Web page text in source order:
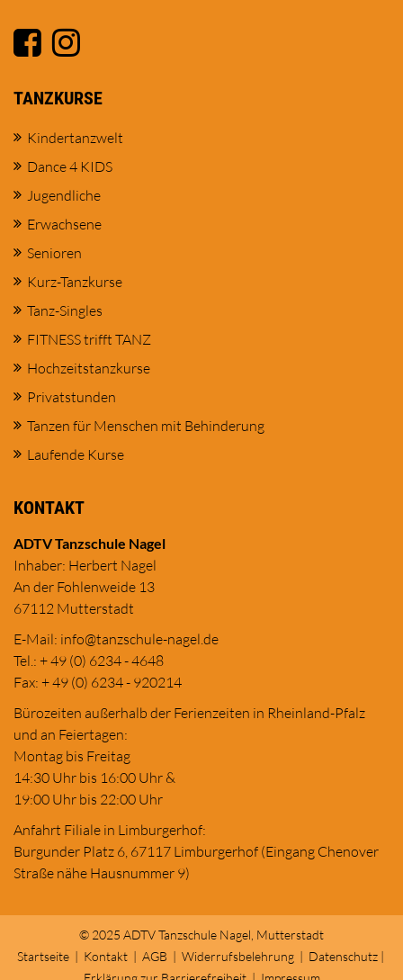
TANZKURSE
Kindertanzwelt
Dance 4 KIDS
Jugendliche
Erwachsene
Senioren
Kurz-Tanzkurse
Tanz-Singles
FITNESS trifft TANZ
Hochzeitstanzkurse
Privatstunden
Tanzen für Menschen mit Behinderung
Laufende Kurse
KONTAKT
ADTV Tanzschule Nagel
Inhaber: Herbert Nagel
An der Fohlenweide 13
67112 Mutterstadt
E-Mail: info@tanzschule-nagel.de
Tel.: + 49 (0) 6234 - 4648
Fax: + 49 (0) 6234 - 920214
Bürozeiten außerhalb der Ferienzeiten in Rheinland-Pfalz
und an Feiertagen:
Montag bis Freitag
14:30 Uhr bis 16:00 Uhr &
19:00 Uhr bis 22:00 Uhr
Anfahrt Filiale in Limburgerhof:
Burgunder Platz 6, 67117 Limburgerhof (Eingang Chenover
Straße nähe Hausnummer 9)
© 2025 ADTV Tanzschule Nagel, Mutterstadt
Startseite| Kontakt| AGB | Widerrufsbelehrung| Datenschutz|